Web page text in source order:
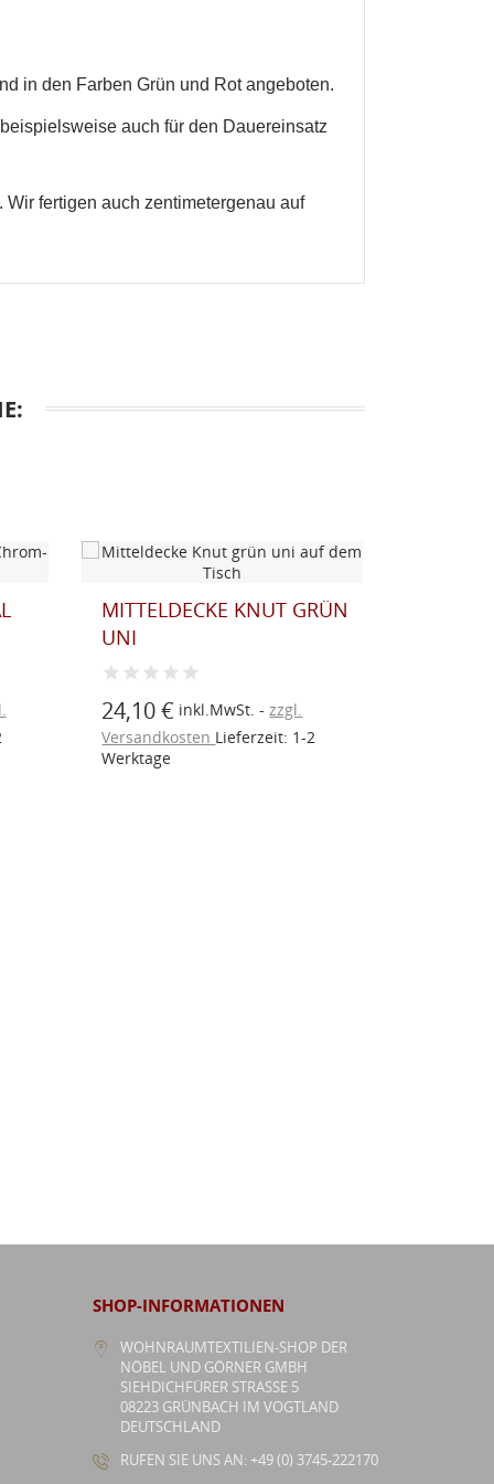
in den Farben Grün und Rot angeboten.
auch für den Dauereinsatz
fertigen auch zentimetergenau auf
MITTELDECKE KNUT GRÜN
UNI
24,10 € inkl.MwSt. zzgl.
Versandkosten Lieferzeit: 1-2
Werktage
SHOP-INFORMATIONEN
WOHNRAUMTEXTILIEN-SHOP DER
NÖBEL UND GÖRNER GMBH
SIEHDICHFÜRER STRASSE 5
08223 GRÜNBACH IM VOGTLAND
DEUTSCHLAND
RUFEN SIE UNS AN: +49 (0) 3745-222170